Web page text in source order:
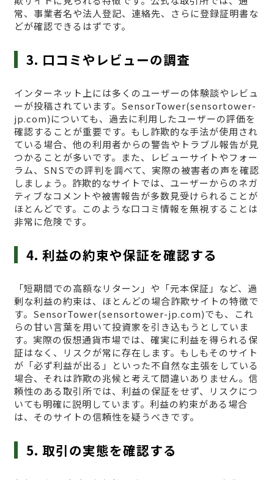
常、事業者名や法人登記、連絡先、さらに登録証明書な
どが確認できるはずです。
3. 口コミやレビューの調査
インターネット上には多くのユーザーの体験談やレビュ
ーが投稿されています。SensorTower(sensortower-
jp.com)についても、過去に利用したユーザーの評価を
確認することが重要です。もし詐欺的な手法が使用され
ている場合、他の利用者からの警告やトラブル報告が見
つかることが多いです。また、レビューサイトやフォー
ラム、SNSでの評判を調べて、実際の被害者の声を確認
しましょう。詐欺的なサイトでは、ユーザーからのネガ
ティブなコメントや被害報告が多数見受けられることが
ほとんどです。このような口コミ情報を無視することは
非常に危険です。
4. 利益の約束や保証を確認する
「短期間での高額なリターン」や「元本保証」など、過
剰な利益の約束は、ほとんどの場合詐欺サイトの特徴で
す。SensorTower(sensortower-jp.com)でも、これ
らの甘い言葉を用いて投資家を引き込もうとしていま
す。実際の仮想通貨市場では、確実に利益を得られる保
証はなく、リスクが常に存在します。もしもそのサイト
が「必ず利益が出る」といった不自然な主張をしている
場合、それは詐欺の兆候と考えて間違いありません。信
頼性のある取引所では、利益の保証をせず、リスクにつ
いても明確に説明しています。利益の約束がある場合
は、そのサイトの信頼性を疑うべきです。
5. 取引の実態を確認する